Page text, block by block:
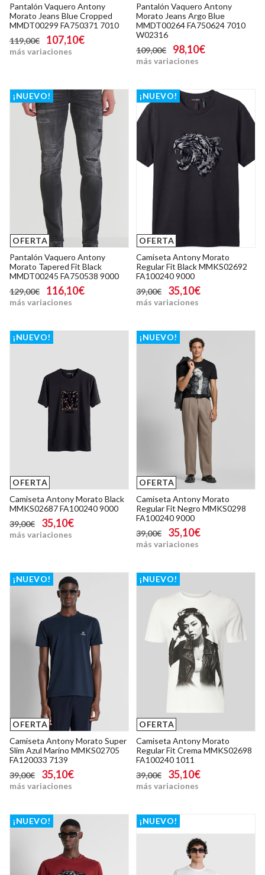
Pantalón Vaquero Antony
Morato Jeans Blue Cropped
MMDT00299 FA750371 7010
119,00€
107,10€
más variaciones
Pantalón Vaquero Antony
Morato Jeans Argo Blue
MMDT00264 FA750624 7010
W02316
109,00€
98,10€
más variaciones
OFERTA
¡NUEVO!
Pantalón Vaquero Antony
Morato Tapered Fit Black
MMDT00245 FA750538 9000
129,00€
116,10€
más variaciones
OFERTA
¡NUEVO!
Camiseta Antony Morato
Regular Fit Black MMKS02692
FA100240 9000
39,00€
35,10€
más variaciones
OFERTA
¡NUEVO!
Camiseta Antony Morato Black
MMKS02687 FA100240 9000
39,00€
35,10€
más variaciones
OFERTA
¡NUEVO!
Camiseta Antony Morato
Regular Fit Negro MMKS0298
FA100240 9000
39,00€
35,10€
más variaciones
OFERTA
¡NUEVO!
Camiseta Antony Morato Super
Slim Azul Marino MMKS02705
FA120033 7139
39,00€
35,10€
más variaciones
OFERTA
¡NUEVO!
Camiseta Antony Morato
Regular Fit Crema MMKS02698
FA100240 1011
39,00€
35,10€
más variaciones
¡NUEVO! ¡NUEVO!